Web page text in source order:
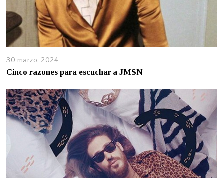
30 marzo, 2024
Cinco razones para escuchar a JMSN